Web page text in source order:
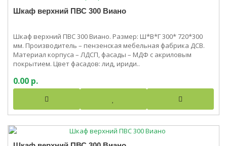
Шкаф верхний ПВС 300 Виано
Шкаф верхний ПВС 300 Виано. Размер: Ш*В*Г 300* 720*300
мм. Производитель – пензенская мебельная фабрика ДСВ.
Материал корпуса – ЛДСП, фасады – МДФ с акриловым
покрытием. Цвет фасадов: лид, ириди..
0.00 р.